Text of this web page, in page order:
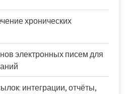
хронических
электронных писем для
интеграции, отчёты,